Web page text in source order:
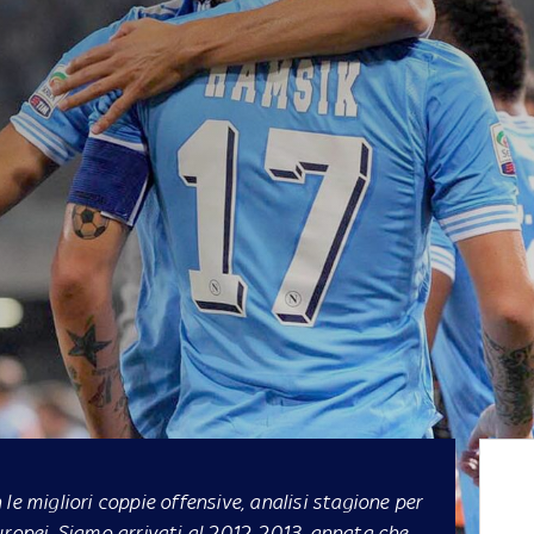
migliori coppie offensive, analisi stagione per